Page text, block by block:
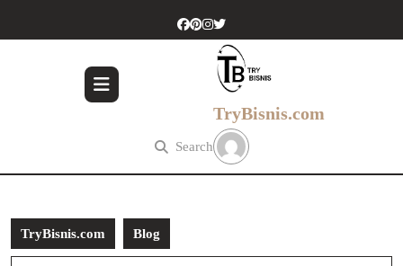
TryBisnis.com
Search
TryBisnis.com Blog